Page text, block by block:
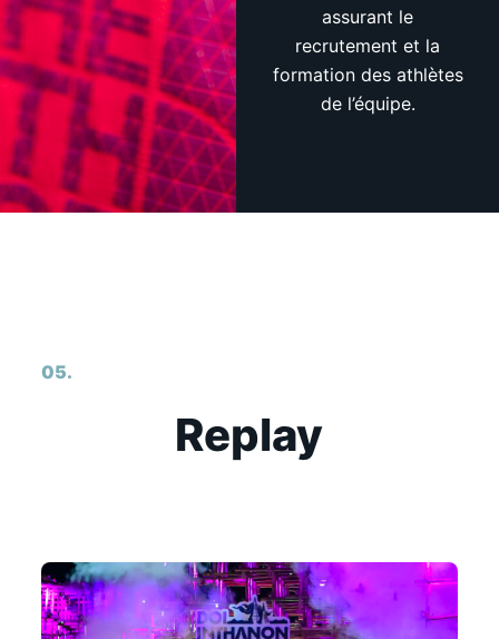
assurant le
recrutement et la
formation des athlètes
de l’équipe.
05.
Replay